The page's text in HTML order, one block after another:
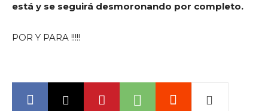
está y se seguirá desmoronando por completo.
POR Y PARA !!!!!